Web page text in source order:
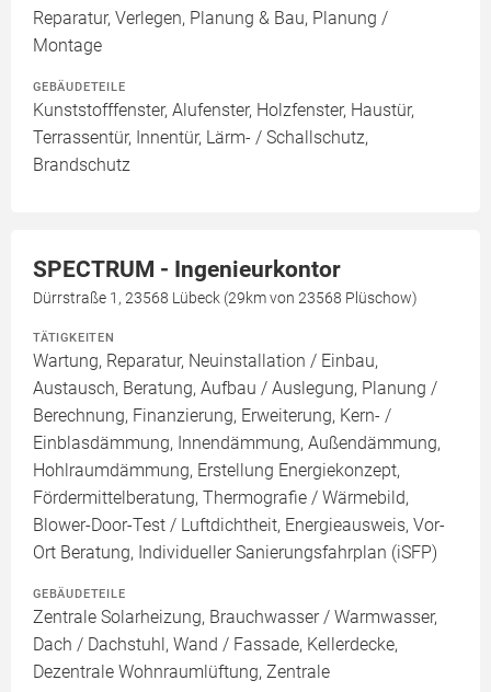
Reparatur, Verlegen, Planung & Bau, Planung /
Montage
GEBÄUDETEILE
Kunststofffenster, Alufenster, Holzfenster, Haustür,
Terrassentür, Innentür, Lärm- / Schallschutz,
Brandschutz
SPECTRUM - Ingenieurkontor
Dürrstraße 1, 23568 Lübeck (29km von 23568 Plüschow)
TÄTIGKEITEN
Wartung, Reparatur, Neuinstallation / Einbau,
Austausch, Beratung, Aufbau / Auslegung, Planung /
Berechnung, Finanzierung, Erweiterung, Kern- /
Einblasdämmung, Innendämmung, Außendämmung,
Hohlraumdämmung, Erstellung Energiekonzept,
Fördermittelberatung, Thermografie / Wärmebild,
Blower-Door-Test / Luftdichtheit, Energieausweis, Vor-
Ort Beratung, Individueller Sanierungsfahrplan (iSFP)
GEBÄUDETEILE
Zentrale Solarheizung, Brauchwasser / Warmwasser,
Dach / Dachstuhl, Wand / Fassade, Kellerdecke,
Dezentrale Wohnraumlüftung, Zentrale